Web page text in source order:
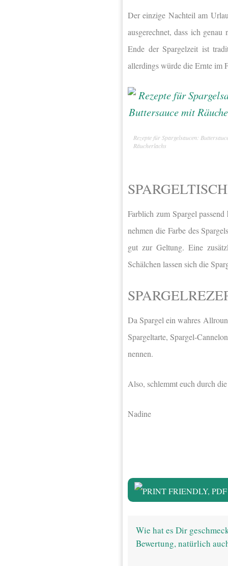
Der einzige Nachteil am
ausgerechnet, dass ich
Ende der Spargelzeit ist
allerdings würde die Ernte im
Rezepte für Spargelsaucen:
Räucherlachs
Farblich zum Spargel
nehmen die Farbe des
gut zur Geltung. Eine
Schälchen lassen sich die
Da Spargel ein wahres
Spargeltarte, Spargel-
nennen.
Also, schlemmt euch durch
Nadine
Wie hat es Dir
Bewertung, natürlich